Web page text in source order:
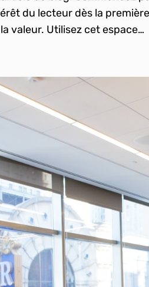
du lecteur dès la
valeur. Utilisez cet espace…